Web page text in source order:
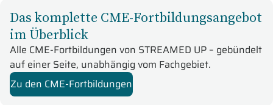
Das komplette CME-Fortbildungsangebot
im Überblick
Alle CME-Fortbildungen von STREAMED UP – gebündelt
auf einer Seite, unabhängig vom Fachgebiet.
Zu den CME-Fortbildungen